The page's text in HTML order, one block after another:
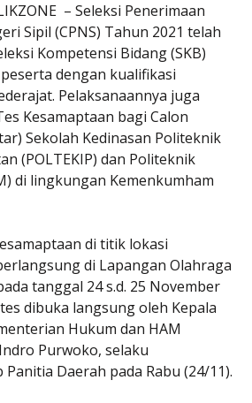
– Seleksi Penerimaan
Sipil (CPNS) Tahun 2021 telah
Kompetensi Bidang (SKB)
dengan kualifikasi
Pelaksanaannya juga
Kesamaptaan bagi Calon
Sekolah Kedinasan Politeknik
(POLTEKIP) dan Politeknik
di lingkungan Kemenkumham
di titik lokasi
di Lapangan Olahraga
tanggal 24 s.d. 25 November
dibuka langsung oleh Kepala
Hukum dan HAM
Purwoko, selaku
Panitia Daerah pada Rabu (24/11).